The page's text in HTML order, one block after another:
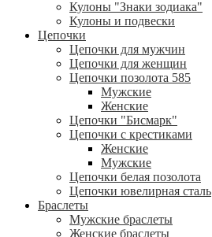
Кулоны "Знаки зодиака"
Кулоны и подвески
Цепочки
Цепочки для мужчин
Цепочки для женщин
Цепочки позолота 585
Мужские
Женские
Цепочки "Бисмарк"
Цепочки с крестиками
Женские
Мужские
Цепочки белая позолота
Цепочки ювелирная сталь
Браслеты
Мужские браслеты
Женские браслеты